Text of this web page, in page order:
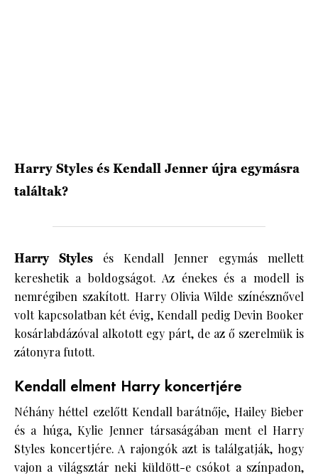
Harry Styles és Kendall Jenner újra egymásra
találtak?
Harry Styles és Kendall Jenner egymás mellett
kereshetik a boldogságot. Az énekes és a modell is
nemrégiben szakított. Harry Olivia Wilde színésznővel
volt kapcsolatban két évig, Kendall pedig Devin Booker
kosárlabdázóval alkotott egy párt, de az ő szerelmük is
zátonyra futott.
Kendall elment Harry koncertjére
Néhány héttel ezelőtt Kendall barátnője, Hailey Bieber
és a húga, Kylie Jenner társaságában ment el Harry
Styles koncertjére. A rajongók azt is találgatják, hogy
vajon a világsztár neki küldött-e csókot a színpadon,